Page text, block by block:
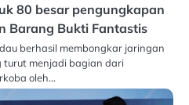
80 besar pengungkapan
Barang Bukti Fantastis
berhasil membongkar jaringan
turut menjadi bagian dari
oleh…